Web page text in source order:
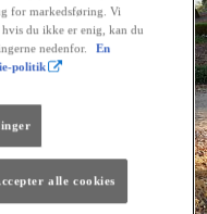
for markedsføring. Vi
hvis du ikke er enig, kan du
nedenfor.
En
politik
alle cookies